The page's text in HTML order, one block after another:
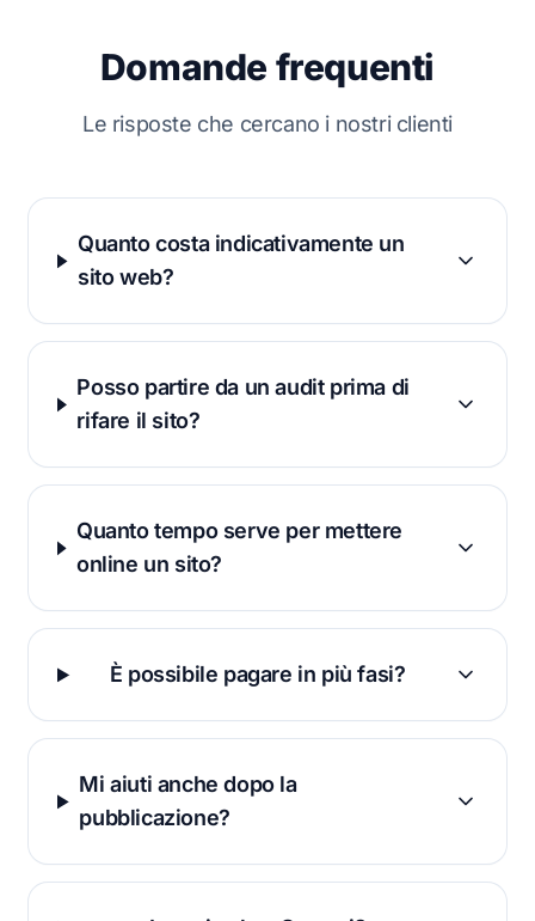
Domande frequenti
Le risposte che cercano i nostri clienti
Quanto costa indicativamente un
sito web?
Posso partire da un audit prima di
rifare il sito?
Quanto tempo serve per mettere
online un sito?
È possibile pagare in più fasi?
Mi aiuti anche dopo la
pubblicazione?